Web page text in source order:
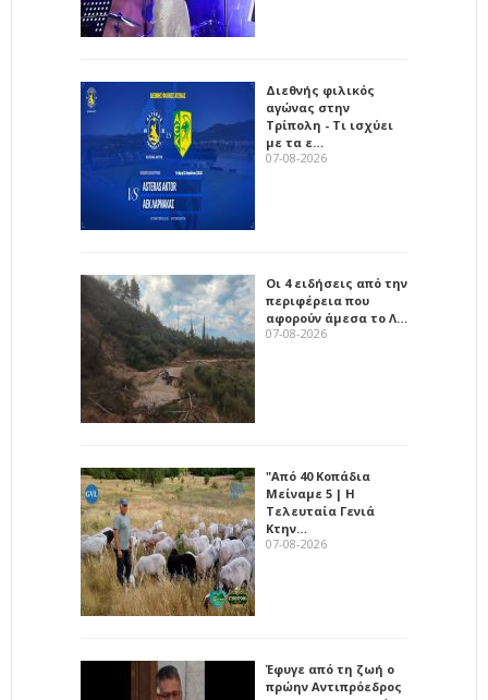
Διεθνής φιλικός
αγώνας στην
Τρίπολη - Τι ισχύει
με τα ε…
07-08-2026
Οι 4 ειδήσεις από την
περιφέρεια που
αφορούν άμεσα το Λ…
07-08-2026
"Από 40 Κοπάδια
Μείναμε 5 | Η
Τελευταία Γενιά
Κτην…
07-08-2026
Έφυγε από τη ζωή ο
πρώην Αντιπρόεδρος